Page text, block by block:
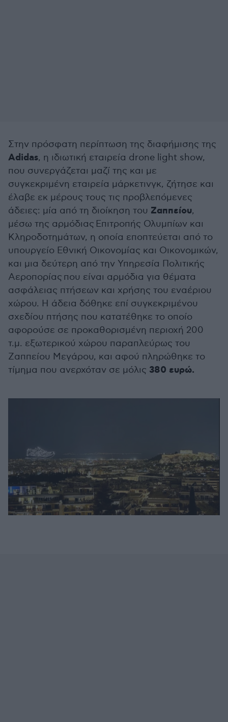
Στην πρόσφατη περίπτωση της διαφήμισης της
Adidas, η ιδιωτική εταιρεία drone light show,
που συνεργάζεται μαζί της και με
συγκεκριμένη εταιρεία μάρκετινγκ, ζήτησε και
έλαβε εκ μέρους τους τις προβλεπόμενες
άδειες: μία από τη διοίκηση του Ζαππείου,
μέσω της αρμόδιας Επιτροπής Ολυμπίων και
Κληροδοτημάτων, η οποία εποπτεύεται από το
υπουργείο Εθνική Οικονομίας και Οικονομικών,
και μια δεύτερη από την Υπηρεσία Πολιτικής
Αεροπορίας που είναι αρμόδια για θέματα
ασφάλειας πτήσεων και χρήσης του εναέριου
χώρου. Η άδεια δόθηκε επί συγκεκριμένου
σχεδίου πτήσης που κατατέθηκε το οποίο
αφορούσε σε προκαθορισμένη περιοχή 200
τ.μ. εξωτερικού χώρου παραπλεύρως του
Ζαππείου Μεγάρου, και αφού πληρώθηκε το
τίμημα που ανερχόταν σε μόλις 380 ευρώ.